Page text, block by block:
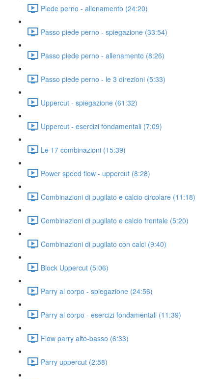
Piede perno - allenamento (24:20)
Passo piede perno - spiegazione (33:54)
Passo piede perno - allenamento (8:26)
Passo piede perno - le 3 direzioni (5:33)
Uppercut - spiegazione (61:32)
Uppercut - esercizi fondamentali (7:09)
Le 17 combinazioni (15:39)
Power speed flow - uppercut (8:28)
Combinazioni di pugilato e calcio circolare (11:18)
Combinazioni di pugilato e calcio frontale (5:20)
Combinazioni di pugilato con calci (9:40)
Block Uppercut (5:06)
Parry al corpo - spiegazione (24:56)
Parry al corpo - esercizi fondamentali (11:39)
Flow parry alto-basso (6:33)
Parry uppercut (2:58)